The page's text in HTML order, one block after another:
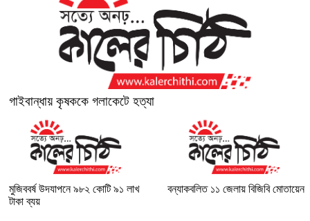
গাইবান্ধায় কৃষককে গলাকেটে হত্যা
মুজিববর্ষ উদযাপনে ৯৮২ কোটি ৯১ লাখ
টাকা ব্যয়
বন্যাকবলিত ১১ জেলায় বিজিবি মোতায়েন